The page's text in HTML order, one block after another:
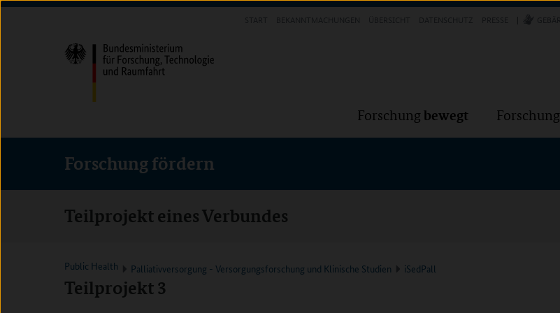
Direkt
(Eingabetaste)
Direkt
(Eingabetaste)
Direkt
(Eingabetaste)
Forschung bewegt Forschung
Forschung fördern
Teilprojekt eines Verbundes
Public Health Palliativversorgung - Versorgungsforschung und Klinische Studien iSedPall
Teilprojekt 3
Forschung